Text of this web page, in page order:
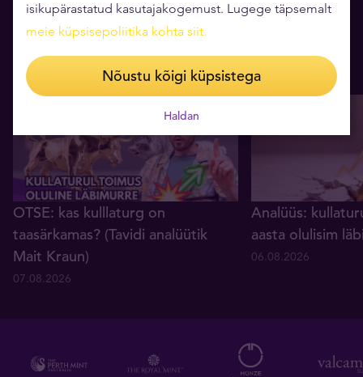
Lugemissoovitus Teile
OTSE: kas kulllaturg on
taasärkamas? (Tavidi analüütik
Mait Kraun)
07.08.2026
Analüüs:
aasta olulisim
06.08.2026
isikupärastatud kasutajakogemust. Lugege täpsemalt
meie küpsisepoliitika kohta siit.
Nõustu kõigi küpsistega
Haldan